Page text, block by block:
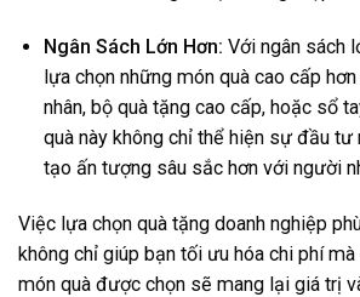
Ngân Sách Lớn Hơn: Với ngân sách
lựa chọn những món quà cao cấp
nhân, bộ quà tặng cao cấp, hoặc sổ
quà này không chỉ thể hiện sự đầu
tạo ấn tượng sâu sắc hơn với người
Việc lựa chọn quà tặng doanh nghiệp
không chỉ giúp bạn tối ưu hóa chi phí
món quà được chọn sẽ mang lại giá trị